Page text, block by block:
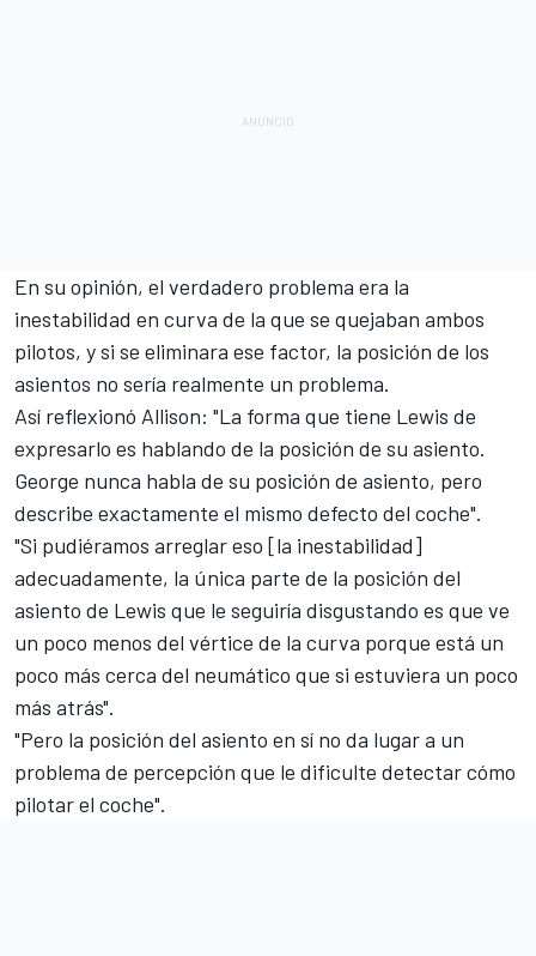
En su opinión, el verdadero problema era la
inestabilidad en curva de la que se quejaban ambos
pilotos, y si se eliminara ese factor, la posición de los
asientos no sería realmente un problema.
Así reflexionó Allison: "La forma que tiene Lewis de
expresarlo es hablando de la posición de su asiento.
George nunca habla de su posición de asiento, pero
describe exactamente el mismo defecto del coche".
"Si pudiéramos arreglar eso [la inestabilidad]
adecuadamente, la única parte de la posición del
asiento de Lewis que le seguiría disgustando es que ve
un poco menos del vértice de la curva porque está un
poco más cerca del neumático que si estuviera un poco
más atrás".
"Pero la posición del asiento en sí no da lugar a un
problema de percepción que le dificulte detectar cómo
pilotar el coche".